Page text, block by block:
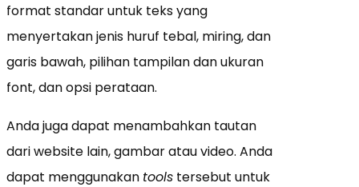
format standar untuk teks yang
menyertakan jenis huruf tebal, miring, dan
garis bawah, pilihan tampilan dan ukuran
font, dan opsi perataan.
Anda juga dapat menambahkan tautan
dari website lain, gambar atau video. Anda
dapat menggunakan tools tersebut untuk